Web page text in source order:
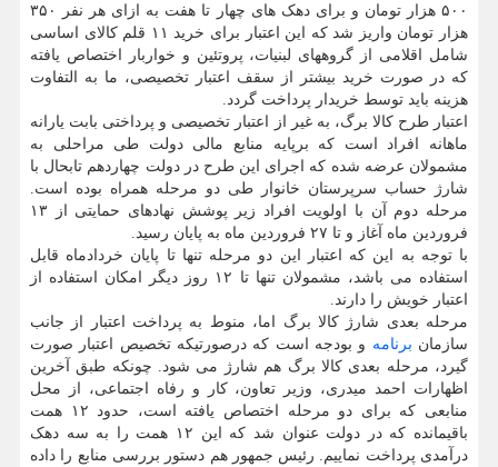
۵۰۰ هزار تومان و برای دهک های چهار تا هفت به ازای هر نفر ۳۵۰
هزار تومان واریز شد که این اعتبار برای خرید ۱۱ قلم کالای اساسی
شامل اقلامی از گروههای لبنیات، پروتئین و خواربار اختصاص یافته
که در صورت خرید بیشتر از سقف اعتبار تخصیصی، ما به التفاوت
هزینه باید توسط خریدار پرداخت گردد.
اعتبار طرح کالا برگ، به غیر از اعتبار تخصیصی و پرداختی بابت یارانه
ماهانه افراد است که برپایه منابع مالی دولت طی مراحلی به
مشمولان عرضه شده که اجرای این طرح در دولت چهاردهم تابحال با
شارژ حساب سرپرستان خانوار طی دو مرحله همراه بوده است.
مرحله دوم آن با اولویت افراد زیر پوشش نهادهای حمایتی از ۱۳
فروردین ماه آغاز و تا ۲۷ فروردین ماه به پایان رسید.
با توجه به این که اعتبار این دو مرحله تنها تا پایان خردادماه قابل
استفاده می باشد، مشمولان تنها تا ۱۲ روز دیگر امکان استفاده از
اعتبار خویش را دارند.
مرحله بعدی شارژ کالا برگ اما، منوط به پرداخت اعتبار از جانب
سازمان برنامه و بودجه است که درصورتیکه تخصیص اعتبار صورت
گیرد، مرحله بعدی کالا برگ هم شارژ می شود. چونکه طبق آخرین
اظهارات احمد میدری، وزیر تعاون، کار و رفاه اجتماعی، از محل
منابعی که برای دو مرحله اختصاص یافته است، حدود ۱۲ همت
باقیمانده که در دولت عنوان شد که این ۱۲ همت را به سه دهک
درآمدی پرداخت نماییم. رئیس جمهور هم دستور بررسی منابع را داده